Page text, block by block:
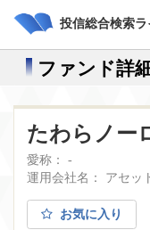
投信総合検索
ファンド詳細
たわらノー
愛称： -
運用会社名： アセッ
お気に入り